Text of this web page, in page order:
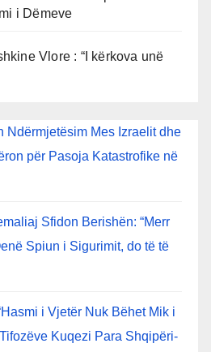
i Dëmeve
Vlore : “I kërkova unë
Ndërmjetësim Mes Izraelit dhe
për Pasoja Katastrofike në
Sfidon Berishën: “Merr
Spiun i Sigurimit, do të të
i Vjetër Nuk Bëhet Mik i
Kuqezi Para Shqipëri-